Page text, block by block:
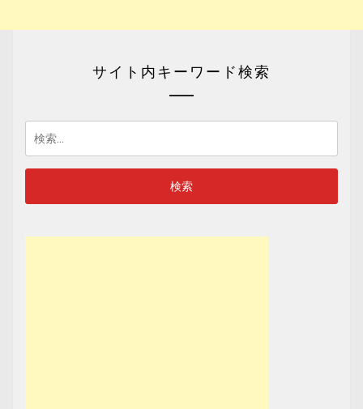
サイト内キーワード検索
検
索: